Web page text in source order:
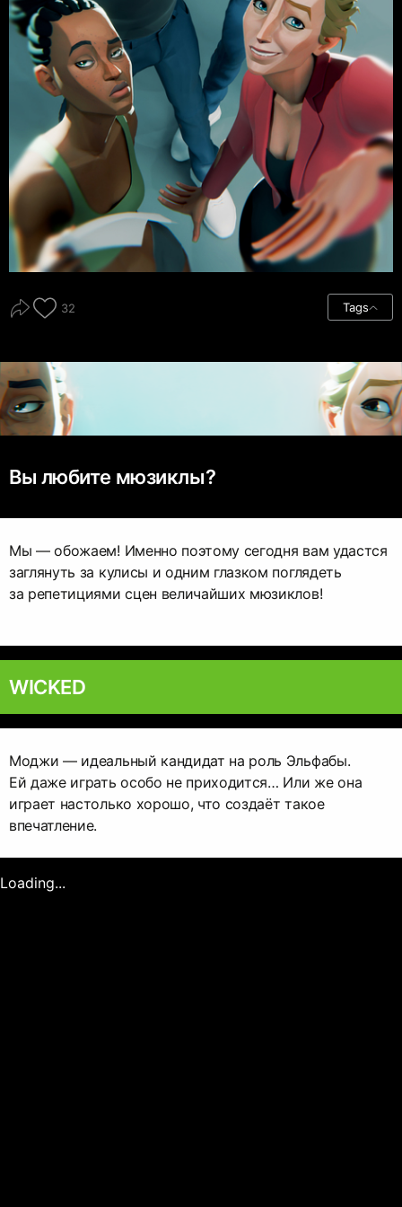
32 Tags
Вы любите мюзиклы?
Мы — обожаем! Именно поэтому сегодня вам удастся
заглянуть за кулисы и одним глазком поглядеть
за репетициями сцен величайших мюзиклов!
WICKED
Моджи — идеальный кандидат на роль Эльфабы.
Ей даже играть особо не приходится… Или же она
играет настолько хорошо, что создаёт такое
впечатление.
Loading...